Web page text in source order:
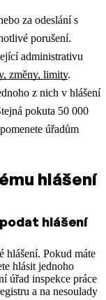
za odeslání s
porušení.
administrativu
změny, limity.
z nich v hlášení
pokuta 50 000
úřadům
hlášení
hlášení
hlášení. Pokud máte
hlásit jednoho
úřad inspekce práce
a na nesoulady